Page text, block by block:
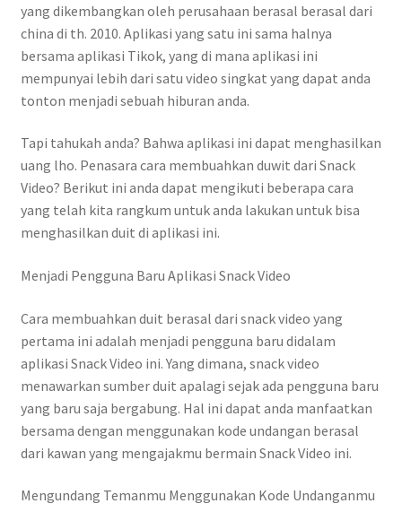
yang dikembangkan oleh perusahaan berasal berasal dari
china di th. 2010. Aplikasi yang satu ini sama halnya
bersama aplikasi Tikok, yang di mana aplikasi ini
mempunyai lebih dari satu video singkat yang dapat anda
tonton menjadi sebuah hiburan anda.
Tapi tahukah anda? Bahwa aplikasi ini dapat menghasilkan
uang lho. Penasara cara membuahkan duwit dari Snack
Video? Berikut ini anda dapat mengikuti beberapa cara
yang telah kita rangkum untuk anda lakukan untuk bisa
menghasilkan duit di aplikasi ini.
Menjadi Pengguna Baru Aplikasi Snack Video
Cara membuahkan duit berasal dari snack video yang
pertama ini adalah menjadi pengguna baru didalam
aplikasi Snack Video ini. Yang dimana, snack video
menawarkan sumber duit apalagi sejak ada pengguna baru
yang baru saja bergabung. Hal ini dapat anda manfaatkan
bersama dengan menggunakan kode undangan berasal
dari kawan yang mengajakmu bermain Snack Video ini.
Mengundang Temanmu Menggunakan Kode Undanganmu